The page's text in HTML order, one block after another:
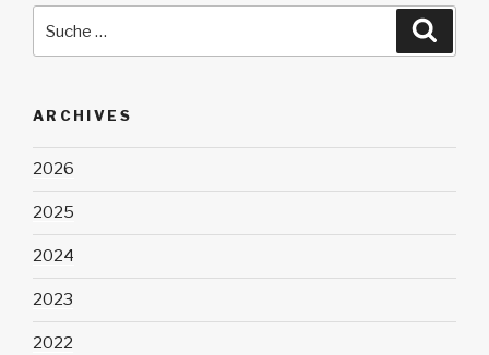
nach:
ARCHIVES
2026
2025
2024
2023
2022